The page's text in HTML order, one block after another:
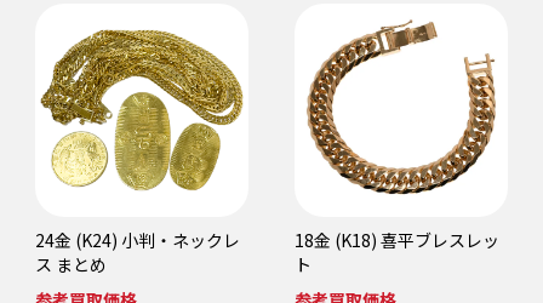
24金 (K24) 小判・ネックレ
ス まとめ
18金 (K18) 喜平ブレスレッ
ト